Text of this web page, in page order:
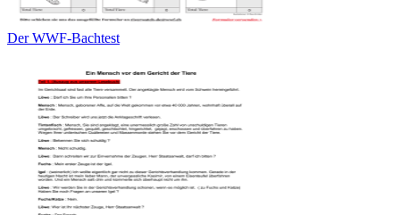
Der WWF-Bachtest